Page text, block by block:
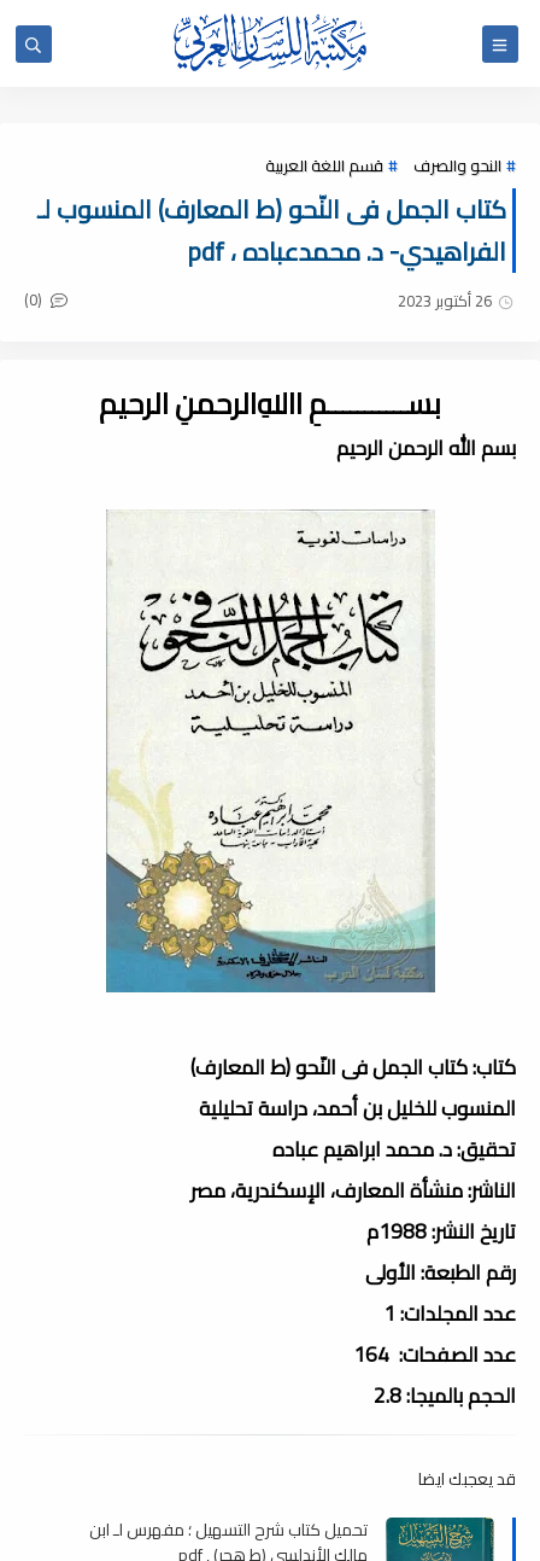
النحو والصرف قسم اللغة العربية
كتاب الجمل فى النّحو (ط المعارف) المنسوب لـ
الفراهيدي- د. محمدعباده ، pdf
26 أكتوبر 2023 (0)
بســـــــــــمِ اﷲِالرحمنِ الرحيم
بسم الله الرحمن الرحيم
كتاب: كتاب الجمل فى النّحو (ط المعارف)
المنسوب للخليل بن أحمد، دراسة تحليلية
تحقيق: د. محمد ابراهيم عباده
الناشر: منشأة المعارف، الإسكندرية، مصر
تاريخ النشر: 1988م
رقم الطبعة: الأولى
عدد المجلدات: 1
عدد الصفحات: 164
الحجم بالميجا: 2.8
قد يعجبك ايضا
تحميل كتاب شرح التسهيل ؛ مفهرس لـ ابن
مالك الأندلسي (ط هجر) , pdf